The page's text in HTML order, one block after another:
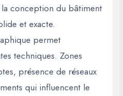
conception du bâtiment
et exacte.
permet
techniques. Zones
présence de réseaux
qui influencent le